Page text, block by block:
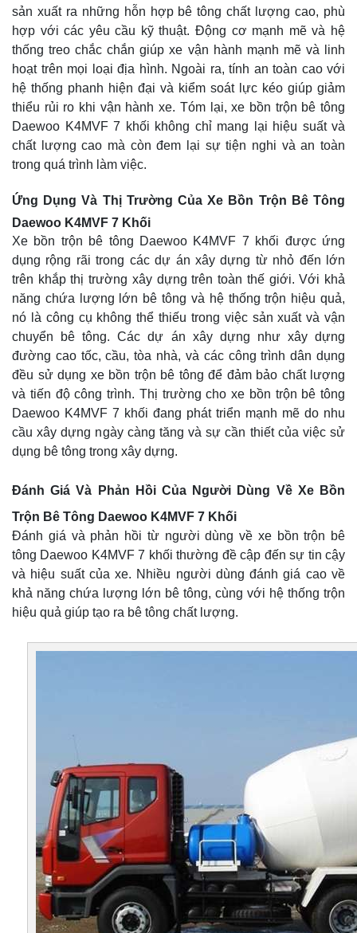
sản xuất ra những hỗn hợp bê tông chất lượng cao, phù
hợp với các yêu cầu kỹ thuật. Động cơ mạnh mẽ và hệ
thống treo chắc chắn giúp xe vận hành mạnh mẽ và linh
hoạt trên mọi loại địa hình. Ngoài ra, tính an toàn cao với
hệ thống phanh hiện đại và kiểm soát lực kéo giúp giảm
thiểu rủi ro khi vận hành xe. Tóm lại, xe bồn trộn bê tông
Daewoo K4MVF 7 khối không chỉ mang lại hiệu suất và
chất lượng cao mà còn đem lại sự tiện nghi và an toàn
trong quá trình làm việc.
Ứng Dụng Và Thị Trường Của Xe Bồn Trộn Bê Tông
Daewoo K4MVF 7 Khối
Xe bồn trộn bê tông Daewoo K4MVF 7 khối được ứng
dụng rộng rãi trong các dự án xây dựng từ nhỏ đến lớn
trên khắp thị trường xây dựng trên toàn thế giới. Với khả
năng chứa lượng lớn bê tông và hệ thống trộn hiệu quả,
nó là công cụ không thể thiếu trong việc sản xuất và vận
chuyển bê tông. Các dự án xây dựng như xây dựng
đường cao tốc, cầu, tòa nhà, và các công trình dân dụng
đều sử dụng xe bồn trộn bê tông để đảm bảo chất lượng
và tiến độ công trình. Thị trường cho xe bồn trộn bê tông
Daewoo K4MVF 7 khối đang phát triển mạnh mẽ do nhu
cầu xây dựng ngày càng tăng và sự cần thiết của việc sử
dụng bê tông trong xây dựng.
Đánh Giá Và Phản Hồi Của Người Dùng Về Xe Bồn
Trộn Bê Tông Daewoo K4MVF 7 Khối
Đánh giá và phản hồi từ người dùng về xe bồn trộn bê
tông Daewoo K4MVF 7 khối thường đề cập đến sự tin cậy
và hiệu suất của xe. Nhiều người dùng đánh giá cao về
khả năng chứa lượng lớn bê tông, cùng với hệ thống trộn
hiệu quả giúp tạo ra bê tông chất lượng.